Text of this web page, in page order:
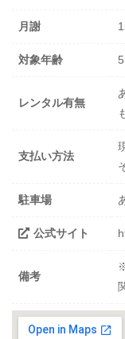
月謝
対象年齢
レンタル有無
支払い方法
駐車場
公式サイト
備考